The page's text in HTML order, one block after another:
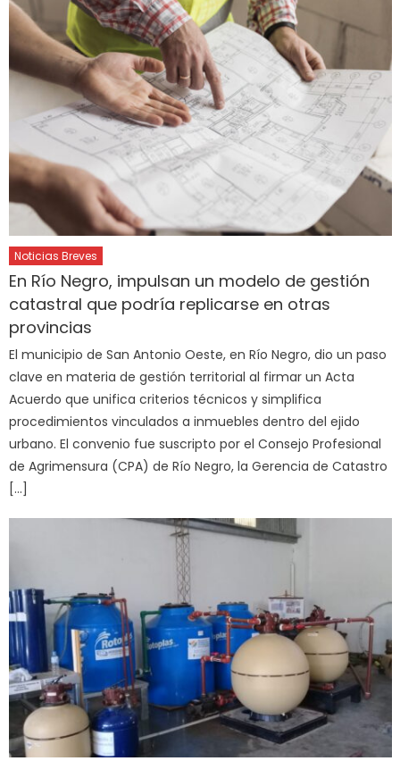
Noticias Breves
En Río Negro, impulsan un modelo de gestión
catastral que podría replicarse en otras
provincias
El municipio de San Antonio Oeste, en Río Negro, dio un paso
clave en materia de gestión territorial al firmar un Acta
Acuerdo que unifica criterios técnicos y simplifica
procedimientos vinculados a inmuebles dentro del ejido
urbano. El convenio fue suscripto por el Consejo Profesional
de Agrimensura (CPA) de Río Negro, la Gerencia de Catastro
[…]